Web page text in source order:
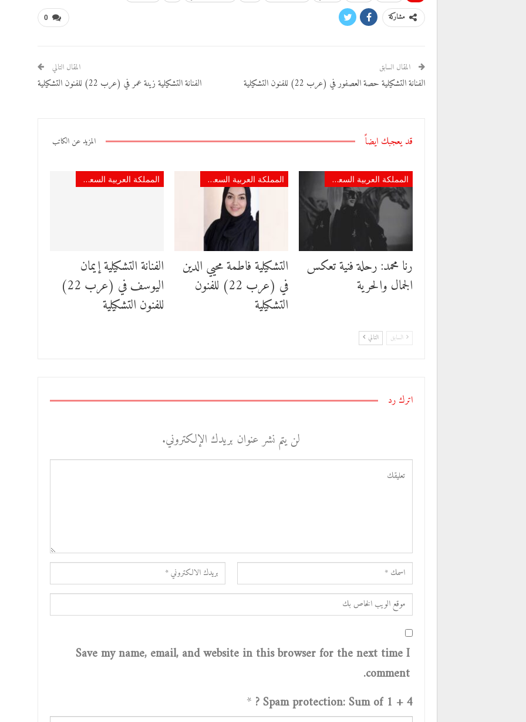
0 مشاركة
المقال السابق
الفنانة التشكيلية حصة العصفور في (عرب 22) للفنون التشكيلية
المقال التالي
الفنانة التشكيلية زينة عمر في (عرب 22) للفنون التشكيلية
قد يعجبك ايضاً المزيد عن الكاتب
المملكة العربية السعودية
رنا محمد: رحلة فنية تعكس
الجمال والحرية
المملكة العربية السعودية
التشكيلية فاطمة محيي الدين
في (عرب 22) للفنون
التشكيلية
المملكة العربية السعودية
الفنانة التشكيلية إيمان
اليوسف في (عرب 22)
للفنون التشكيلية
السابق التالي
اترك رد
لن يتم نشر عنوان بريدك الإلكتروني.
Save my name, email, and website in this browser for the next time I
comment.
Spam protection: Sum of 1 + 4 ?
*